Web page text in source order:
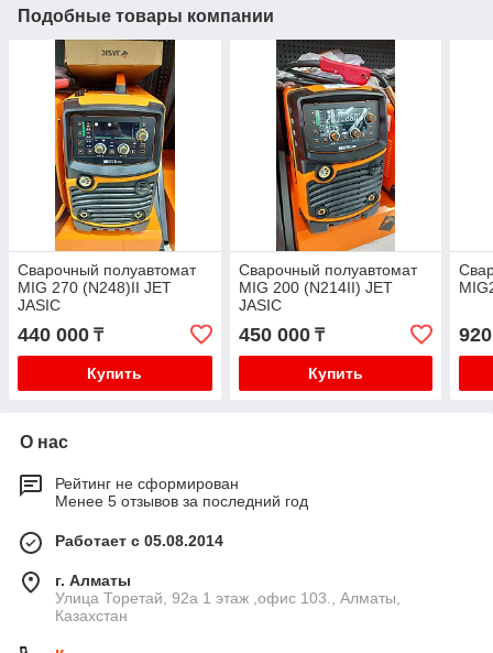
Подобные товары компании
Сварочный полуавтомат
MIG 270 (N248)II JET
JASIC
440 000 ₸
Купить
Сварочный полуавтомат
MIG 200 (N214II) JET
JASIC
450 000₸
Купить
О нас
Рейтинг не сформирован
Менее 5 отзывов за последний год
Работает с 05.08.2014
г. Алматы
​Улица Торетай, 92а​ 1 этаж ,офис 103., Алматы,
Казахстан